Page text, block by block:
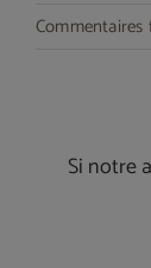
Commentaires
Si notre